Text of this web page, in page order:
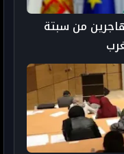
من سبتة